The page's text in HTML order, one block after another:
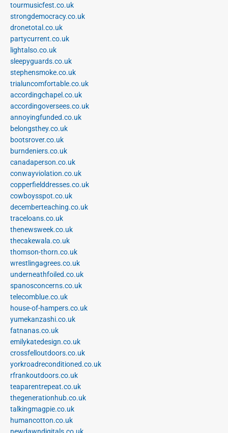
tourmusicfest.co.uk
strongdemocracy.co.uk
dronetotal.co.uk
partycurrent.co.uk
lightalso.co.uk
sleepyguards.co.uk
stephensmoke.co.uk
trialuncomfortable.co.uk
accordingchapel.co.uk
accordingoversees.co.uk
annoyingfunded.co.uk
belongsthey.co.uk
bootsrover.co.uk
burndeniers.co.uk
canadaperson.co.uk
conwayviolation.co.uk
copperfielddresses.co.uk
cowboysspot.co.uk
decemberteaching.co.uk
traceloans.co.uk
thenewsweek.co.uk
thecakewala.co.uk
thomson-thorn.co.uk
wrestlingagrees.co.uk
underneathfoiled.co.uk
spanosconcerns.co.uk
telecomblue.co.uk
house-of-hampers.co.uk
yumekanzashi.co.uk
fatnanas.co.uk
emilykatedesign.co.uk
crossfelloutdoors.co.uk
yorkroadreconditioned.co.uk
rfrankoutdoors.co.uk
teaparentrepeat.co.uk
thegenerationhub.co.uk
talkingmagpie.co.uk
humancotton.co.uk
newdawndigitals.co.uk